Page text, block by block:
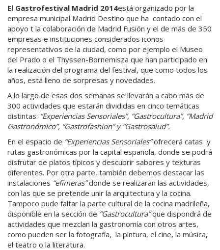
El Gastrofestival Madrid 2014está organizado por la
empresa municipal Madrid Destino que ha contado con el
apoyo t la colaboración de Madrid Fusión y el de más de 350
empresas e instituciones considerados iconos
representativos de la ciudad, como por ejemplo el Museo
del Prado o el Thyssen-Bornemisza que han participado en
la realización del programa del festival, que como todos los
años, está lleno de sorpresas y novedades.
A lo largo de esas dos semanas se llevarán a cabo más de
300 actividades que estarán divididas en cinco temáticas
distintas: “Experiencias Sensoriales”, “Gastrocultura”, “Madrid
Gastronómico”, “Gastrofashion” y “Gastrosalud”.
En el espacio de “Experiencias Sensoriales”ofrecerá catas y
rutas gastronómicas por la capital española, donde se podrá
disfrutar de platos típicos y descubrir sabores y texturas
diferentes. Por otra parte, también debemos destacar las
instalaciones “efímeras”donde se realizaran las actividades,
con las que se pretende unir la arquitectura y la cocina.
Tampoco pude faltar la parte cultural de la cocina madrileña,
disponible en la sección de “Gastrocultura”que dispondrá de
actividades que mezclan la gastronomía con otros artes,
como pueden ser la fotografía, la pintura, el cine, la música,
el teatro o la literatura.